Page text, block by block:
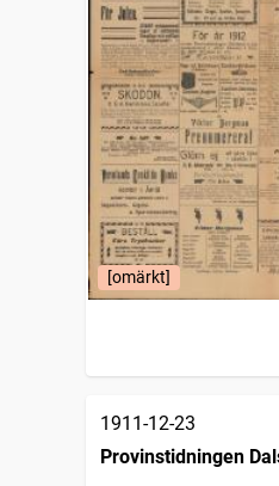
[omärkt]
1911-12-23
Provinstidningen